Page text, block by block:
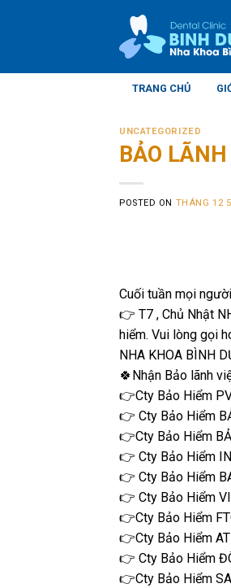
TRANG CHỦ
UNCATEGORIZED
BẢO
POSTED ON THÁNG 12
Cuối tuần mọi
👉 T7 , Chủ Nhật
hiểm. Vui lòng gọi
NHA KHOA BÌNH
🍀Nhận Bảo lãnh
👉Cty Bảo Hiểm
👉 Cty Bảo Hiểm
👉Cty Bảo Hiểm
👉 Cty Bảo Hiểm
👉 Cty Bảo Hiểm
👉 Cty Bảo Hiểm
👉Cty Bảo Hiểm
👉Cty Bảo Hiểm
👉 Cty Bảo Hiểm
👉Cty Bảo Hiểm